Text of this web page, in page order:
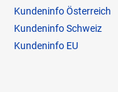
Kundeninfo Österreich
Kundeninfo Schweiz
Kundeninfo EU